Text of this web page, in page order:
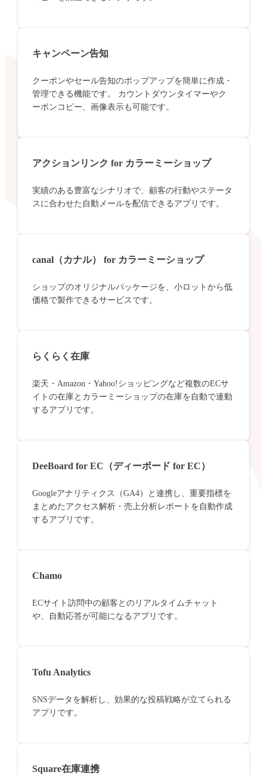
キャンペーン告知
クーポンやセール告知のポップアップを簡単に作成・
管理できる機能です。 カウントダウンタイマーやク
ーポンコピー、画像表示も可能です。
アクションリンク for カラーミーショップ
実績のある豊富なシナリオで、顧客の行動やステータ
スに合わせた自動メールを配信できるアプリです。
canal（カナル） for カラーミーショップ
ショップのオリジナルパッケージを、小ロットから低
価格で製作できるサービスです。
らくらく在庫
楽天・Amazon・Yahoo!ショッピングなど複数のECサ
イトの在庫とカラーミーショップの在庫を自動で連動
するアプリです。
DeeBoard for EC（ディーボード for EC）
Googleアナリティクス（GA4）と連携し、重要指標を
まとめたアクセス解析・売上分析レポートを自動作成
するアプリです。
Chamo
ECサイト訪問中の顧客とのリアルタイムチャット
や、自動応答が可能になるアプリです。
Tofu Analytics
SNSデータを解析し、効果的な投稿戦略が立てられる
アプリです。
Square在庫連携